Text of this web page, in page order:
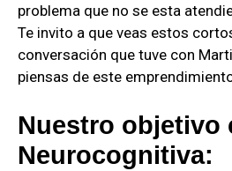
problema que no se esta
Te invito a que veas estos
conversación que tuve con
piensas de este
Nuestro objetivo
Neurocognitiva: